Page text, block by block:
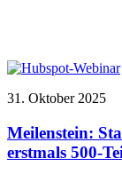
31. Oktober 2025
Meilenstein:
erstmals 500-